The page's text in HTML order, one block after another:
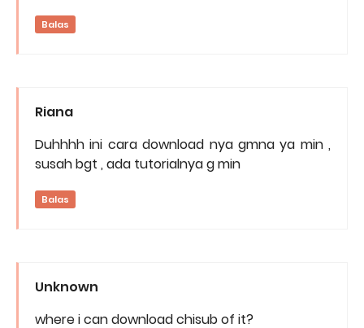
Balas
Riana
Duhhhh ini cara download nya gmna ya min ,
susah bgt , ada tutorialnya g min
Balas
Unknown
where i can download chisub of it?